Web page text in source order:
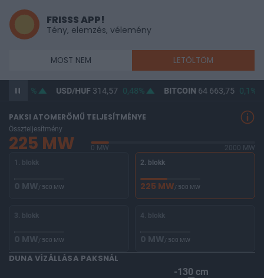
FRISSS APP!
Tény, elemzés, vélemény
MOST NEM LETÖLTÖM
0,38% USD/HUF314,57 0,48% BITCOIN64 663,75 0,1%
PAKSI ATOMERŐMŰ TELJESÍTMÉNYE
Összteljesítmény
225 MW 0 MW
2000 MW
1. blokk
0 MW/ 500 MW
2. blokk
225 MW/ 500 MW
3. blokk
0 MW/ 500 MW
4. blokk
0 MW/ 500 MW
DUNA VÍZÁLLÁSA PAKSNÁL
-130 cm